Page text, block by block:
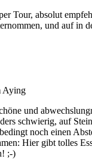
Tour, absolut
und auf in
Aying
und
schwierig, auf
noch einen
Hier gibt tolles
;-)